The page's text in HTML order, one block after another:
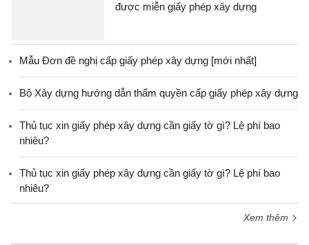
được miễn giấy phép xây dựng
Mẫu Đơn đề nghị cấp giấy phép xây dựng [mới nhất]
Bộ Xây dựng hướng dẫn thẩm quyền cấp giấy phép xây dựng
Thủ tục xin giấy phép xây dựng cần giấy tờ gì? Lệ phí bao
nhiêu?
Thủ tục xin giấy phép xây dựng cần giấy tờ gì? Lệ phí bao
nhiêu?
Xem thêm